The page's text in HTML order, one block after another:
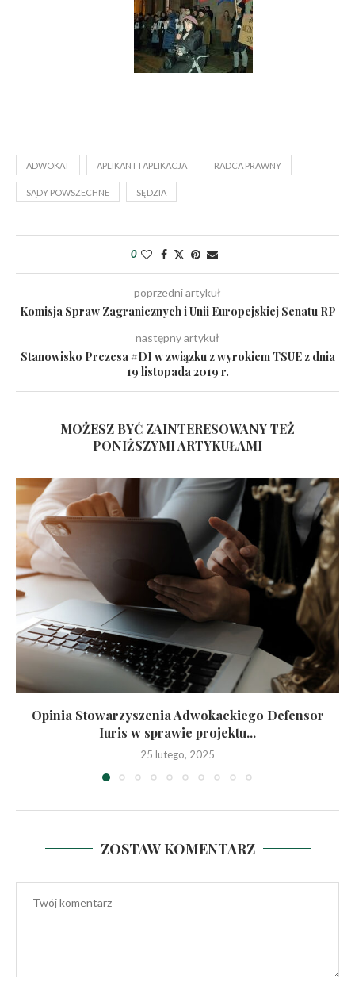
ADWOKAT APLIKANT I APLIKACJA RADCA PRAWNY
SĄDY POWSZECHNE SĘDZIA
0
poprzedni artykuł
Komisja Spraw Zagranicznych i Unii Europejskiej Senatu RP
następny artykuł
Stanowisko Prezesa #DI w związku z wyrokiem TSUE z dnia
19 listopada 2019 r.
MOŻESZ BYĆ ZAINTERESOWANY TEŻ
PONIŻSZYMI ARTYKUŁAMI
Opinia Stowarzyszenia Adwokackiego Defensor
Iuris w sprawie projektu...
25 lutego, 2025
ZOSTAW KOMENTARZ